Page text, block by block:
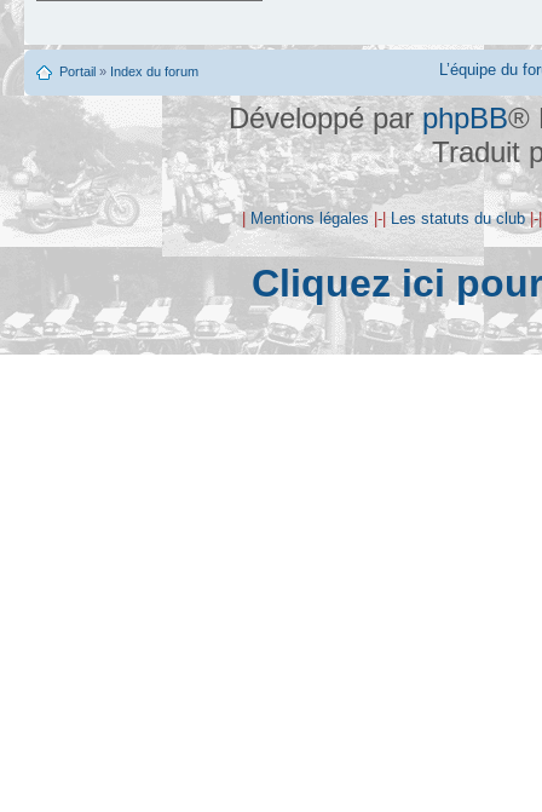
Portail » Index du forum L’équipe du
Développé parphpBB®
Traduit
| Mentions légales |-| Les statuts du club
Cliquez ici